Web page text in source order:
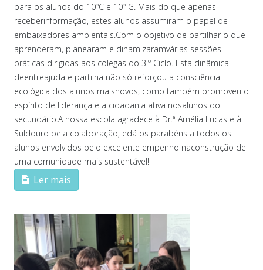
para os alunos do 10ºC e 10º G. Mais do que apenas
receberinformação, estes alunos assumiram o papel de
embaixadores ambientais.Com o objetivo de partilhar o que
aprenderam, planearam e dinamizaramvárias sessões
práticas dirigidas aos colegas do 3.º Ciclo. Esta dinâmica
deentreajuda e partilha não só reforçou a consciência
ecológica dos alunos maisnovos, como também promoveu o
espírito de liderança e a cidadania ativa nosalunos do
secundário.A nossa escola agradece à Dr.ª Amélia Lucas e à
Suldouro pela colaboração, edá os parabéns a todos os
alunos envolvidos pelo excelente empenho naconstrução de
uma comunidade mais sustentável!
Ler mais